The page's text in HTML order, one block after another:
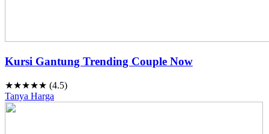
Kursi Gantung Trending Couple Now
★★★★★ (4.5)
Tanya Harga